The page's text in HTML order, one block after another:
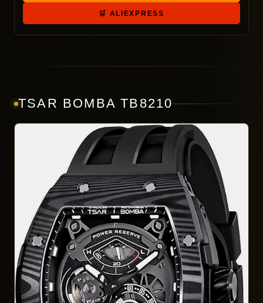
🛒 ALIEXPRESS
TSAR BOMBA TB8210